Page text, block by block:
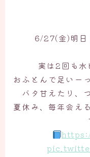
6/27(金)明日
実は2回も
おふとんで足いー
バタ甘えたり、
夏休み、毎年会え